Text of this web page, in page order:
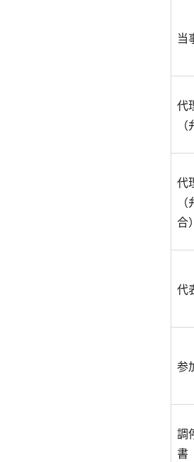
当
代
代
合）
代
参
調
書